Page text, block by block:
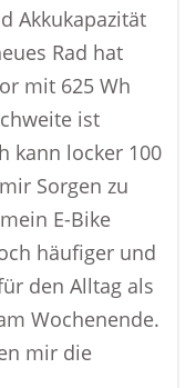
Akkukapazität
Rad hat
mit 625 Wh
ist
kann locker 100
Sorgen zu
E-Bike
häufiger und
den Alltag als
Wochenende.
mir die